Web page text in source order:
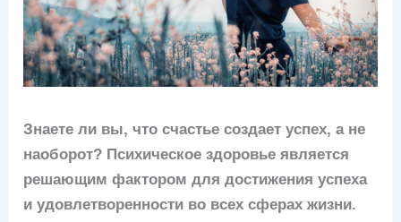
Знаете ли вы, что счастье создает успех, а не
наоборот? Психическое здоровье является
решающим фактором для достижения успеха
и удовлетворенности во всех сферах жизни.